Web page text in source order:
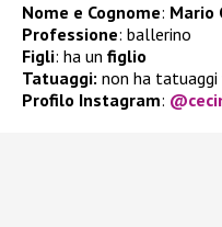
Nome e Cognome: Mario
Professione: ballerino
Figli: ha un figlio
Tatuaggi: non ha tatuaggi
Profilo Instagram: